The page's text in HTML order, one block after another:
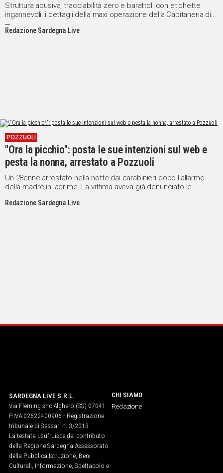
Struttura abusiva, tracciabilità zero e barattoli con etichette
ingannevoli: i dettagli della maxi operazione della Capitaneria di
porto a Teulada
Redazione Sardegna Live
POZZUOLI
"Ora la picchio": posta le sue intenzioni sul web e
pesta la nonna, arrestato a Pozzuoli
Un 28enne arrestato nella notte dai carabinieri dopo l'allarme
della madre in lacrime. La vittima aveva già denunciato le
violenze del nipote pochi giorni prima
Redazione Sardegna Live
SARDEGNA LIVE S.R.L.
Via Fleming snc Alghero (SS) 07041
P.IVA 02622400906 - Registrazione
tribunale di Sassari n. 3/2013
La testata usufruisce del contributo
della Regione Sardegna Assessorato
della Pubblica Istruzione, Beni
Culturali, Informazione, Spettacolo e
CHI SIAMO
Redazione